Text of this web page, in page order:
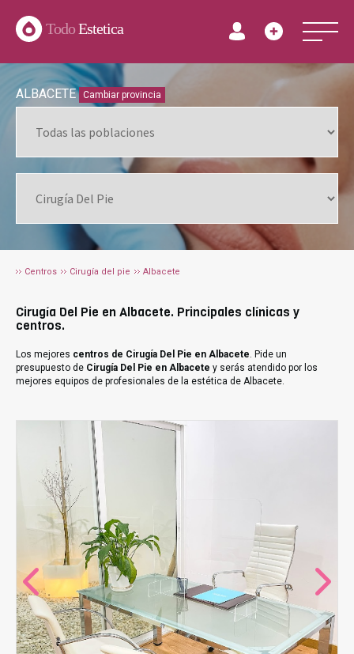
TodoEstetica
ALBACETE Cambiar provincia
Centros Cirugía del pie Albacete
Cirugía Del Pie en Albacete. Principales clínicas y
centros.
Los mejores centros de Cirugía Del Pie en Albacete. Pide un
presupuesto de Cirugía Del Pie en Albacete y serás atendido por los
mejores equipos de profesionales de la estética de Albacete.